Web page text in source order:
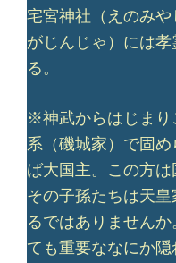
宅宮神社（えのみ
がじんじゃ）には
る。
※神武からはじまり
系（磯城家）で固め
ば大国主。この方は
その子孫たちは天
るではありません
ても重要ななにか